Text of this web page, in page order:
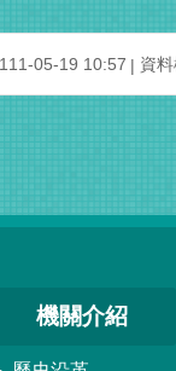
05-19 10:57 資
機關介紹